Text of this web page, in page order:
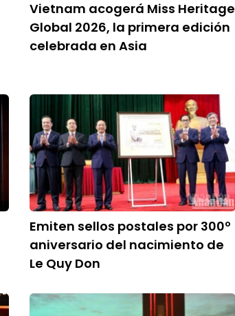
Vietnam acogerá Miss Heritage
Global 2026, la primera edición
celebrada en Asia
Emiten sellos postales por 300º
aniversario del nacimiento de
Le Quy Don